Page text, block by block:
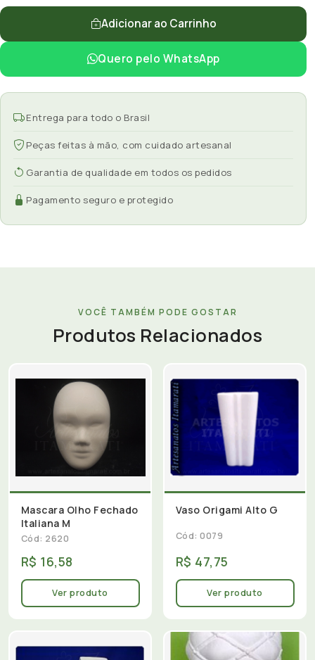
Adicionar ao Carrinho
Quero pelo WhatsApp
Entrega para todo o Brasil
Peças feitas à mão, com cuidado artesanal
Garantia de qualidade em todos os pedidos
Pagamento seguro e protegido
VOCÊ TAMBÉM PODE GOSTAR
Produtos Relacionados
Mascara Olho Fechado
Italiana M
Cód: 2620
R$ 16,58
Ver produto
Vaso Origami Alto G
Cód: 0079
R$ 47,75
Ver produto